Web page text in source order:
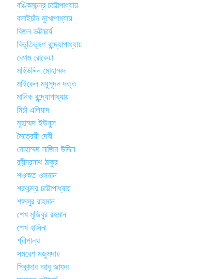
বঙ্কিমচন্দ্র চট্টোপাধ্যায়
বলাইচাঁদ মুখোপাধ্যায়
বিজন ভট্টাচার্য
বিভূতিভূষণ বন্দ্যোপাধ্যায়
বেগম রোকেয়া
মহিউদ্দিন মোহাম্মদ
মাইকেল মধুসূদন দত্ত
মানিক বন্দ্যোপাধ্যায়
মির্চা এলিয়াদ
মুহাম্মদ ইউনুস
মৈত্রেয়ী দেবী
মোহাম্মদ নাজিম উদ্দিন
রবীন্দ্রনাথ ঠাকুর
শওকত ওসমান
শরৎচন্দ্র চট্টোপাধ্যায়
শামসুর রাহমান
শেখ মুজিবুর রহমান
শেখ হাসিনা
শ্রীপান্থ
সমরেশ মজুমদার
সিকান্দার আবু জাফর